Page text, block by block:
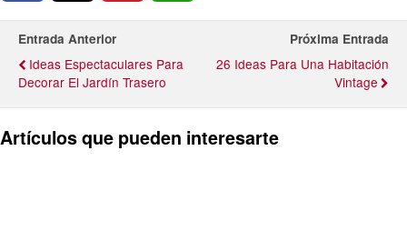
Entrada Anterior
Ideas Espectaculares Para
Decorar El Jardín Trasero
Próxima Entrada
26 Ideas Para Una Habitación
Vintage
Artículos que pueden interesarte